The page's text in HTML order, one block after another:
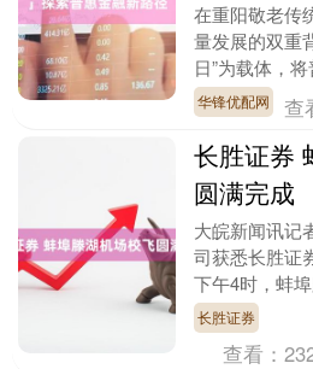
在重阳敬老传
量发展的双重
日”为载体，
深度结合，探
场景。10月....
华锋优配网 查
长胜证券
圆满完成
大皖新闻讯记
司获悉长胜证
下午4时，蚌
个昼夜的坚守
飞行....
长胜证券
查看：